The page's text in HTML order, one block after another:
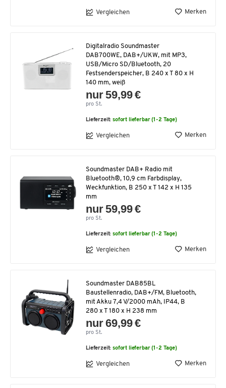
Vergleichen Merken
Digitalradio Soundmaster
DAB700WE, DAB+/UKW, mit MP3,
USB/Micro SD/Bluetooth, 20
Festsenderspeicher, B 240 x T 80 x H
140 mm, weiß
nur 59,99 €
pro St.
Lieferzeit:sofort lieferbar (1-2 Tage)
Vergleichen Merken
Soundmaster DAB+ Radio mit
Bluetooth®, 10,9 cm Farbdisplay,
Weckfunktion, B 250 x T 142 x H 135
mm
nur 59,99 €
pro St.
Lieferzeit:sofort lieferbar (1-2 Tage)
Vergleichen Merken
Soundmaster DAB85BL
Baustellenradio, DAB+/FM, Bluetooth,
mit Akku 7,4 V/2000 mAh, IP44, B
280 x T 180 x H 238 mm
nur 69,99 €
pro St.
Lieferzeit:sofort lieferbar (1-2 Tage)
Vergleichen Merken